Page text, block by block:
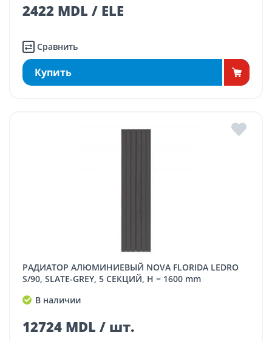
2422 MDL / ELE
Сравнить
Купить
РАДИАТОР АЛЮМИНИЕВЫЙ NOVA FLORIDA LEDRO
S/90, SLATE-GREY, 5 СЕКЦИЙ, H = 1600 mm
В наличии
12724 MDL / шт.